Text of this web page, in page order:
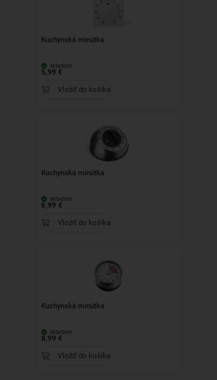
Kuchynská minútka
skladom
5,99 €
Vložiť do košíka
Kuchynská minútka
skladom
6,99 €
Vložiť do košíka
Kuchynská minútka
skladom
8,99 €
Vložiť do košíka